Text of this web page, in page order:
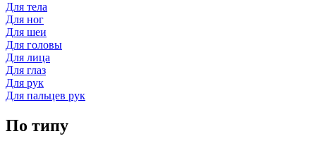
Для тела
Для ног
Для шеи
Для головы
Для лица
Для глаз
Для рук
Для пальцев рук
По типу